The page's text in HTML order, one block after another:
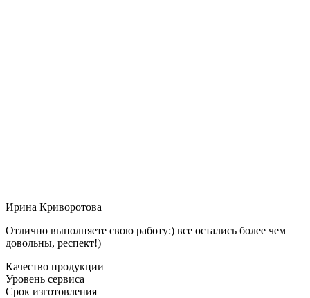
Ирина Криворотова
Отлично выполняете свою работу:) все остались более чем
довольны, респект!)
Качество продукции
Уровень сервиса
Срок изготовления